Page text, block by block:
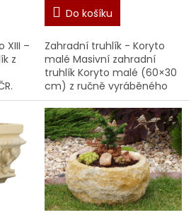
XIII –
z
Do košíku
Zahradní truhlík - Koryto
malé Masivní zahradní
truhlík Koryto malé (60×30
cm) z ručně vyráběného
umělého pískovce. Odolný
květináč s realistickou
kresbou, vhodný do...